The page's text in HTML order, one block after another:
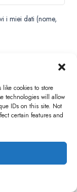
cookies to store
technologies will allow
IDs on this site. Not
certain features and
i miei dati (nome,
Reserved.